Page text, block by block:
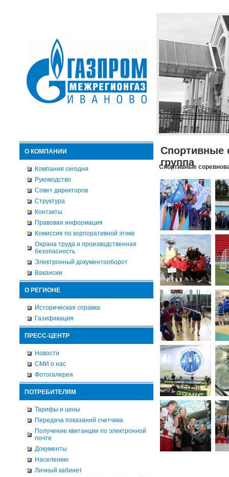
О КОМПАНИИ
Компания сегодня
Руководство
Совет директоров
Структура
Контакты
Правовая информация
Комиссия по корпоративной этике
Охрана труда и производственная
безопасность
Электронный документооборот
Вакансии
О РЕГИОНЕ
Историческая справка
Газификация
ПРЕСС-ЦЕНТР
Новости
СМИ о нас
Фотогалерея
ПОТРЕБИТЕЛЯМ
Тарифы и цены
Передача показаний счетчика
Получение квитанции по электронной
почте
Документы
Населению
Личный кабинет
Спортивные
группа
Спортивные